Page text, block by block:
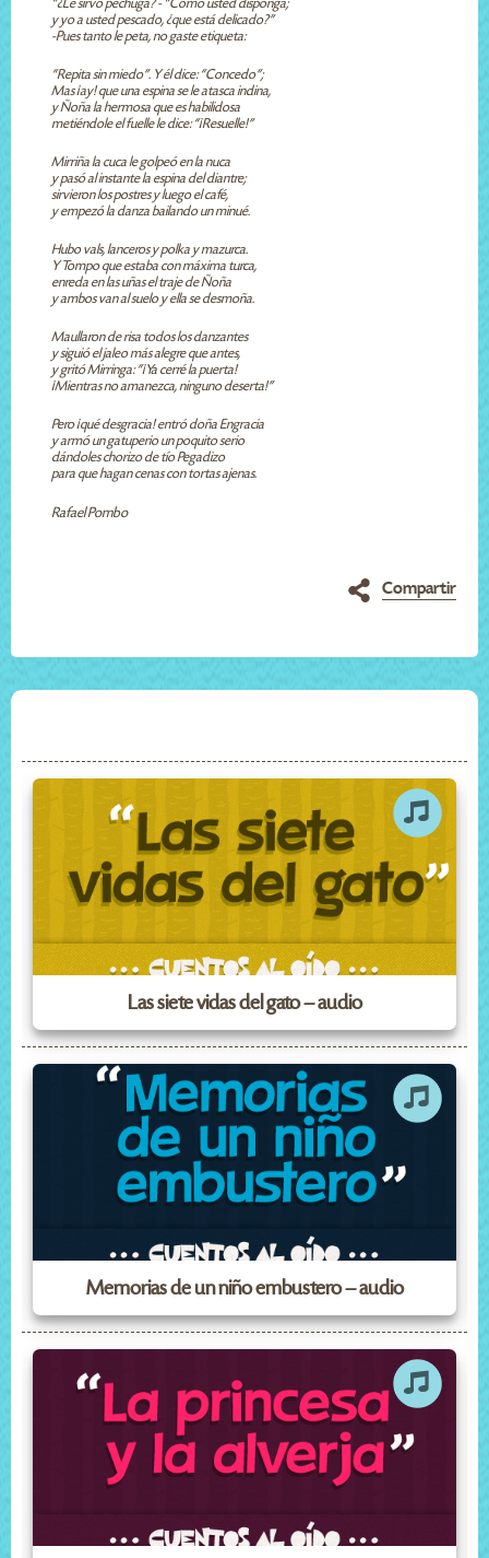
“¿Le sirvo pechuga? - “Como usted disponga;
y yo a usted pescado, ¿que está delicado?”
-Pues tanto le peta, no gaste etiqueta:
“Repita sin miedo”. Y él dice: “Concedo”;
Mas ¡ay! que una espina se le atasca indina,
y Ñoña la hermosa que es habilidosa
metiéndole el fuelle le dice: “¡Resuelle!”
Mirriña la cuca le golpeó en la nuca
y pasó al instante la espina del diantre;
sirvieron los postres y luego el café,
y empezó la danza bailando un minué.
Hubo vals, lanceros y polka y mazurca.
Y Tompo que estaba con máxima turca,
enreda en las uñas el traje de Ñoña
y ambos van al suelo y ella se desmoña.
Maullaron de risa todos los danzantes
y siguió el jaleo más alegre que antes,
y gritó Mirringa: “¡Ya cerré la puerta!
¡Mientras no amanezca, ninguno deserta!”
Pero ¡qué desgracia! entró doña Engracia
y armó un gatuperio un poquito serio
dándoles chorizo de tío Pegadizo
para que hagan cenas con tortas ajenas.
Rafael Pombo
Compartir
Las siete vidas del gato – audio
Memorias de un niño embustero – audio